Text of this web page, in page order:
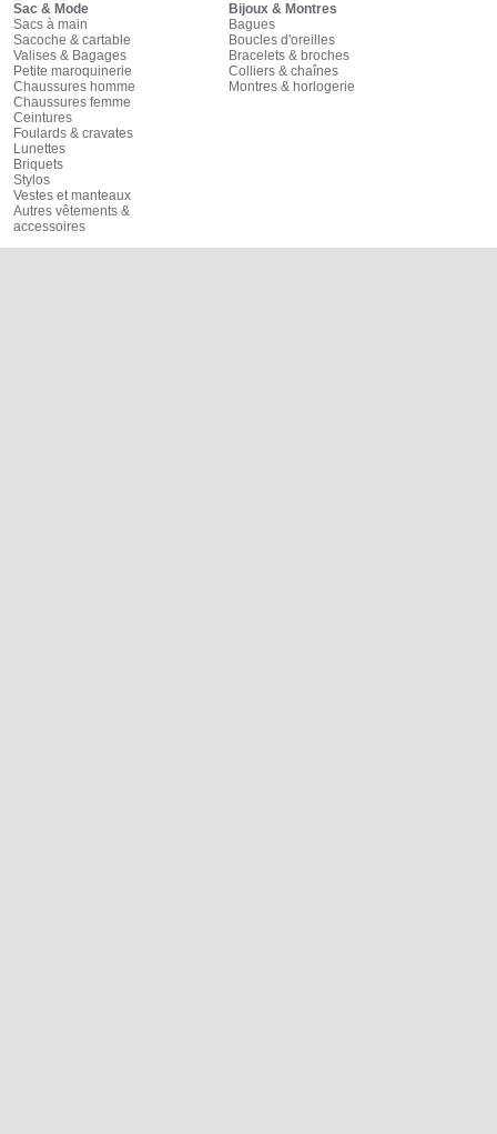
Sac & Mode
Sacs à main
Sacoche & cartable
Valises & Bagages
Petite maroquinerie
Chaussures homme
Chaussures femme
Ceintures
Foulards & cravates
Lunettes
Briquets
Stylos
Vestes et manteaux
Autres vêtements &
accessoires
Bijoux & Montres
Bagues
Boucles d'oreilles
Bracelets & broches
Colliers & chaînes
Montres & horlogerie